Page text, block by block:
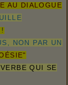
AU DIALOGUE
NON PAR UN
QUI SE